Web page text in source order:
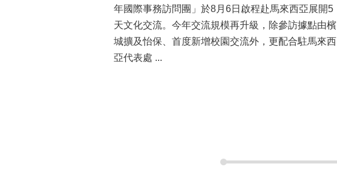
年國際事務訪問團」於8月6日啟程赴馬來西亞展開5
天文化交流。今年交流規模再升級，除參訪據點由檳
城擴及怡保、首度新增校園交流外，更配合駐馬來西
亞代表處 ...